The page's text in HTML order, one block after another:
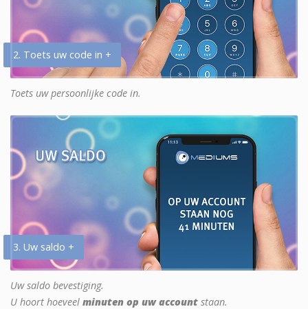
2. Toets uw code in +
Toets uw persoonlijke code in.
3. Uw saldo +
Uw saldo bevestiging.
U hoort hoeveel minuten op uw account staan.